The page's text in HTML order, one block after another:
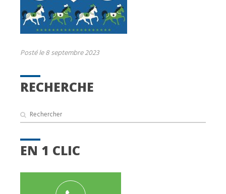
RECHERCHE
EN 1 CLIC
Posté le 8 septembre 2023